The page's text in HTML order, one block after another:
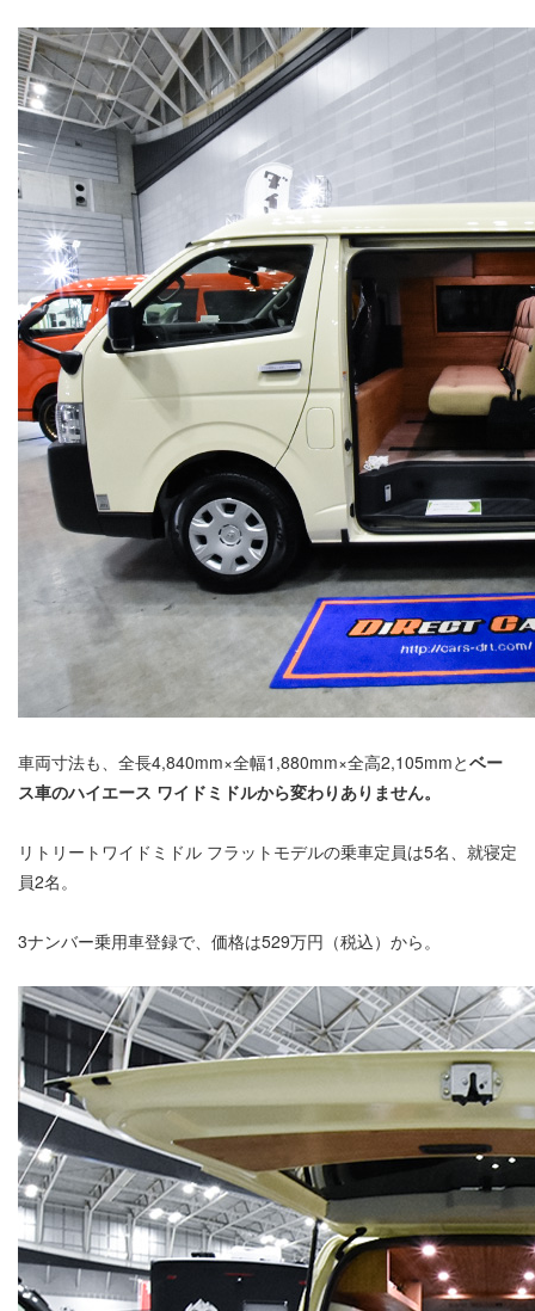
車両寸法も、全長4,840mm×全幅1,880mm×全高2,105mmとベー
ス車のハイエース ワイドミドルから変わりありません。
リトリートワイドミドル フラットモデルの乗車定員は5名、就寝定
員2名。
3ナンバー乗用車登録で、価格は529万円（税込）から。